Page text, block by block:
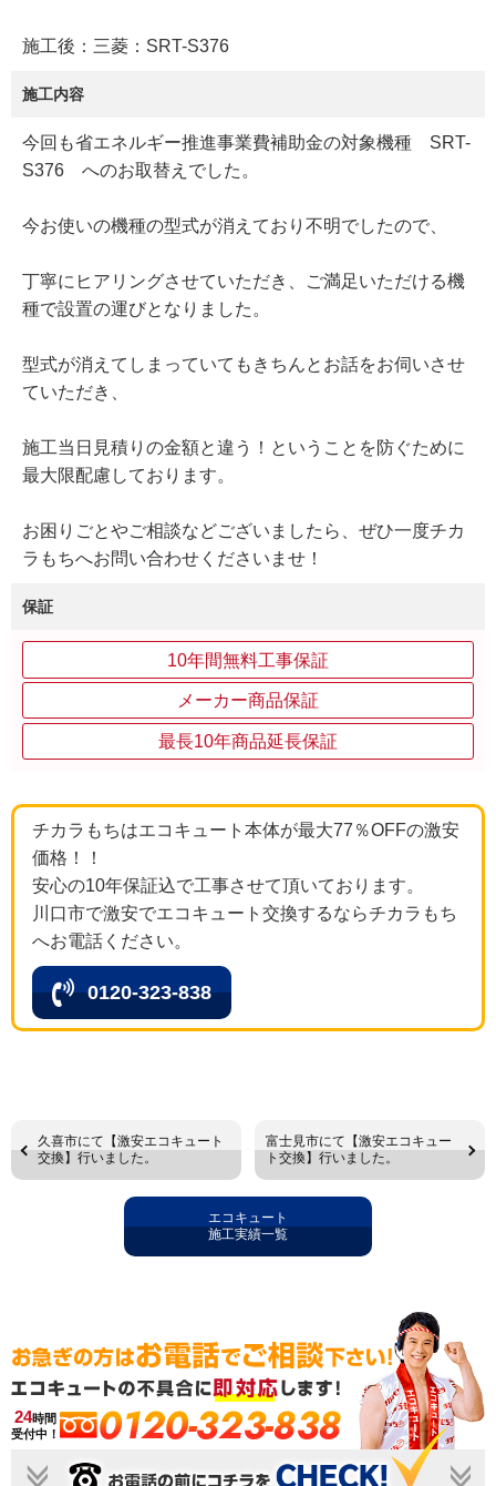
施工後：三菱：SRT-S376
施工内容
今回も省エネルギー推進事業費補助金の対象機種 SRT-
S376 へのお取替えでした。
今お使いの機種の型式が消えており不明でしたので、
丁寧にヒアリングさせていただき、ご満足いただける機
種で設置の運びとなりました。
型式が消えてしまっていてもきちんとお話をお伺いさせ
ていただき、
施工当日見積りの金額と違う！ということを防ぐために
最大限配慮しております。
お困りごとやご相談などございましたら、ぜひ一度チカ
ラもちへお問い合わせくださいませ！
保証
10年間無料工事保証
メーカー商品保証
最長10年商品延長保証
チカラもちはエコキュート本体が最大77％OFFの激安
価格！！
安心の10年保証込で工事させて頂いております。
川口市で激安でエコキュート交換するならチカラもち
へお電話ください。
0120-323-838
久喜市にて【激安エコキュート
交換】行いました。
富士見市にて【激安エコキュー
ト交換】行いました。
エコキュート
施工実績一覧
24時間
受付中！
0120-323-838